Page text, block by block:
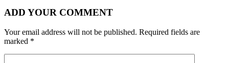
ADD YOUR COMMENT
Your email address will not be published. Required fields are
marked *